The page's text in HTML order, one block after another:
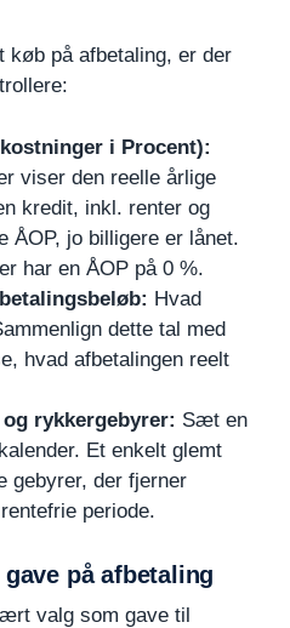
køb på afbetaling, er der
i Procent):
viser den reelle årlige
kredit, inkl. renter og
ÅOP, jo billigere er lånet.
har en ÅOP på 0 %.
Hvad
dette tal med
hvad afbetalingen reelt
rykkergebyrer: Sæt en
Et enkelt glemt
gebyrer, der fjerner
periode.
på afbetaling
valg som gave til